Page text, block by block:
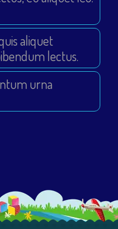
aliquet
lectus.
urna